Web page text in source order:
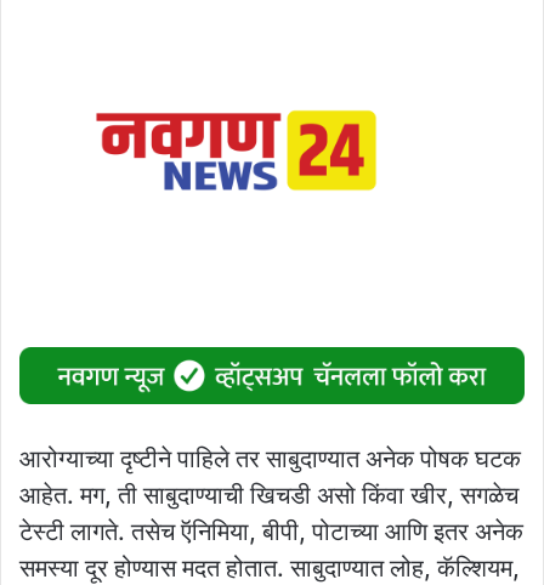
आरोग्याच्या दृष्टीने पाहिले तर साबुदाण्यात अनेक पोषक घटक
आहेत. मग, ती साबुदाण्याची खिचडी असो किंवा खीर, सगळेच
टेस्टी लागते. तसेच ऍनिमिया, बीपी, पोटाच्या आणि इतर अनेक
समस्या दूर होण्यास मदत होतात. साबुदाण्यात लोह, कॅल्शियम,